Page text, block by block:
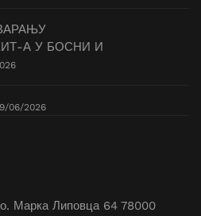
А У БОСНИ И
06/2026
Марка Липовца 64 78000